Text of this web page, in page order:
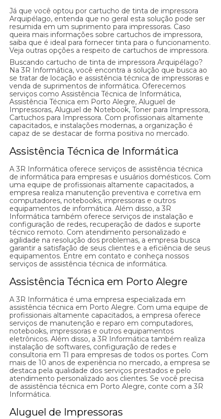
Já que você optou por cartucho de tinta de impressora
Arquipélago, entenda que no geral esta solução pode ser
resumida em um suprimento para impressoras. Caso
queira mais informações sobre cartuchos de impressora,
saiba que é ideal para fornecer tinta para o funcionamento.
Veja outras opções a respeito de cartuchos de impressora.
Buscando cartucho de tinta de impressora Arquipélago?
Na 3R Informática, você encontra a solução que busca ao
se tratar de locação e assistência técnica de impressoras e
venda de suprimentos de informática. Oferecemos
serviços como Assistência Técnica de Informática,
Assistência Técnica em Porto Alegre, Aluguel de
Impressoras, Aluguel de Notebook, Toner para Impressora,
Cartuchos para Impressora. Com profissionais altamente
capacitados, e instalações modernas, a organização é
capaz de se destacar de forma positiva no mercado.
Assistência Técnica de Informática
A 3R Informática oferece serviços de assistência técnica
de informática para empresas e usuários domésticos. Com
uma equipe de profissionais altamente capacitados, a
empresa realiza manutenção preventiva e corretiva em
computadores, notebooks, impressoras e outros
equipamentos de informática. Além disso, a 3R
Informática também oferece serviços de instalação e
configuração de redes, recuperação de dados e suporte
técnico remoto. Com atendimento personalizado e
agilidade na resolução dos problemas, a empresa busca
garantir a satisfação de seus clientes e a eficiência de seus
equipamentos. Entre em contato e conheça nossos
serviços de assistência técnica de informática.
Assistência Técnica em Porto Alegre
A 3R Informática é uma empresa especializada em
assistência técnica em Porto Alegre. Com uma equipe de
profissionais altamente capacitados, a empresa oferece
serviços de manutenção e reparo em computadores,
notebooks, impressoras e outros equipamentos
eletrônicos. Além disso, a 3R Informática também realiza
instalação de softwares, configuração de redes e
consultoria em TI para empresas de todos os portes. Com
mais de 10 anos de experiência no mercado, a empresa se
destaca pela qualidade dos serviços prestados e pelo
atendimento personalizado aos clientes. Se você precisa
de assistência técnica em Porto Alegre, conte com a 3R
Informática.
Aluguel de Impressoras